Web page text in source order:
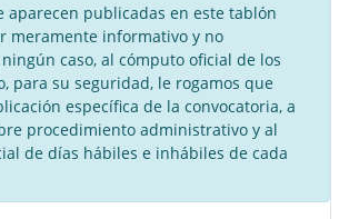
aparecen publicadas en este tablón
meramente informativo y no
caso, al cómputo oficial de los
para su seguridad, le rogamos que
específica de la convocatoria, a
procedimiento administrativo y al
de días hábiles e inhábiles de cada